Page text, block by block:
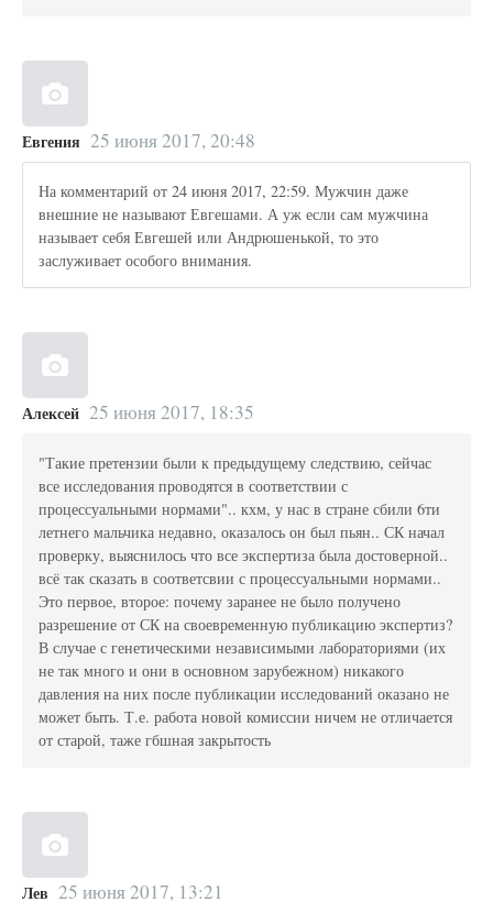
Евгения 25 июня 2017, 20:48
На комментарий от 24 июня 2017, 22:59. Мужчин даже
внешние не называют Евгешами. А уж если сам мужчина
называет себя Евгешей или Андрюшенькой, то это
заслуживает особого внимания.
Алексей 25 июня 2017, 18:35
"Такие претензии были к предыдущему следствию, сейчас
все исследования проводятся в соответствии с
процессуальными нормами".. кхм, у нас в стране сбили 6ти
летнего мальчика недавно, оказалось он был пьян.. СК начал
проверку, выяснилось что все экспертиза была достоверной..
всё так сказать в соответсвии с процессуальными нормами..
Это первое, второе: почему заранее не было получено
разрешение от СК на своевременную публикацию экспертиз?
В случае с генетическими независимыми лабораториями (их
не так много и они в основном зарубежном) никакого
давления на них после публикации исследований оказано не
может быть. Т.е. работа новой комиссии ничем не отличается
от старой, таже гбшная закрытость
Лев 25 июня 2017, 13:21